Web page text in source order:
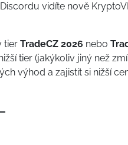
vidíte nově
tier TradeCZ 2026 nebo
tier (jakýkoliv jiný než
výhod a zajistit si nižší